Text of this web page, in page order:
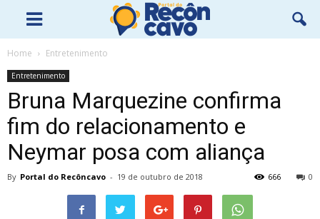
Home Entretenimento
Entretenimento
Bruna Marquezine confirma
fim do relacionamento e
Neymar posa com aliança
By Portal do Recôncavo - 19 de outubro de 2018 0
666